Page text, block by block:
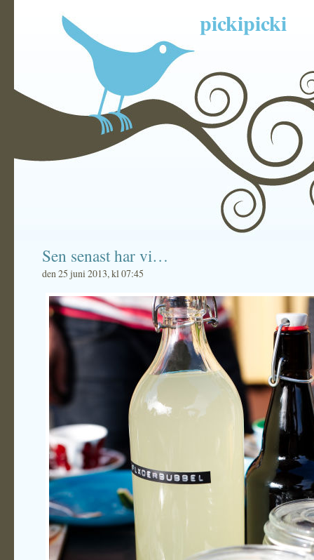
pickipicki
Sen senast har vi…
den 25 juni 2013, kl 07:45